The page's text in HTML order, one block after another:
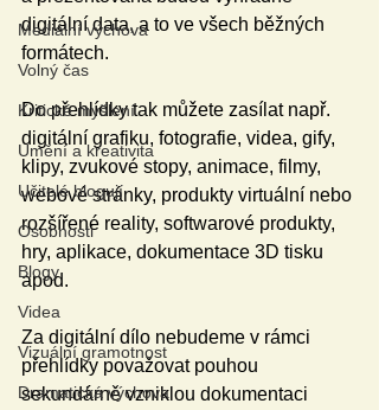
Mediální výchova
Volný čas
Kritické myšlení
Umění a kreativita
Učitelé blogují
Osobnosti
Blogy
Videa
Vizuální gramotnost
Dramatická výchova
digitální data, a to ve všech běžných
formátech.
Do přehlídky tak můžete zasílat např.
digitální grafiku, fotografie, videa, gify,
klipy, zvukové stopy, animace, filmy,
webové stránky, produkty virtuální nebo
rozšířené reality, softwarové produkty,
hry, aplikace, dokumentace 3D tisku
apod.
Za digitální dílo nebudeme v rámci
přehlídky považovat pouhou
sekundárně vzniklou dokumentaci